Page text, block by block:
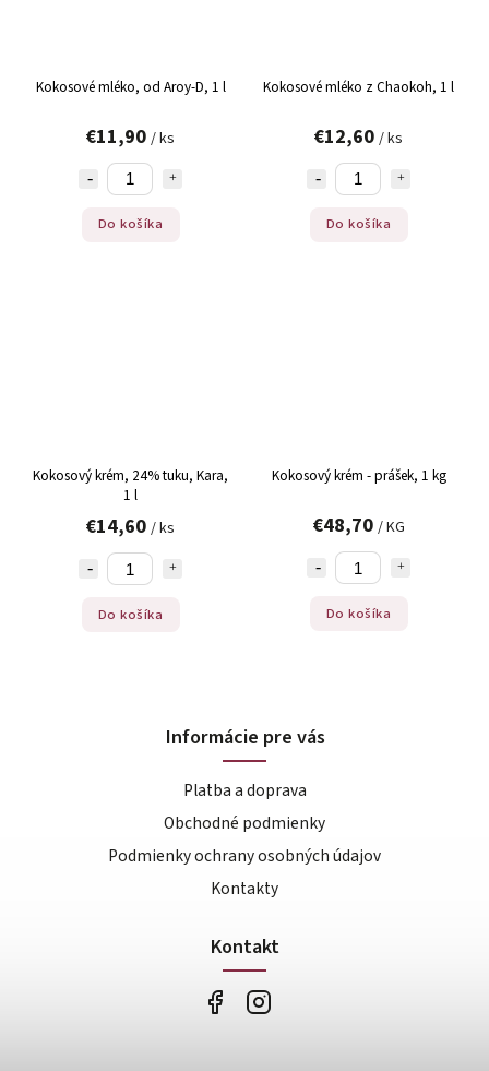
Kokosové mléko, od Aroy-D, 1 l
€11,90 / ks
Do košíka
Kokosové mléko z Chaokoh, 1 l
€12,60 / ks
Do košíka
Kokosový krém, 24% tuku, Kara,
1 l
€14,60 / ks
Do košíka
Kokosový krém - prášek, 1 kg
€48,70 / KG
Do košíka
Informácie pre vás
Platba a doprava
Obchodné podmienky
Podmienky ochrany osobných údajov
Kontakty
Kontakt